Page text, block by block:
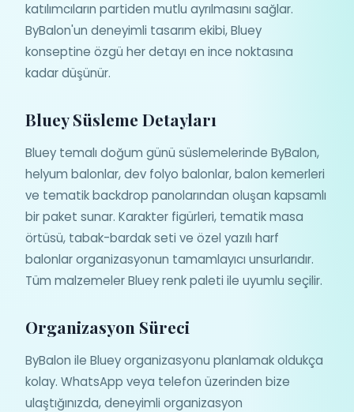
katılımcıların partiden mutlu ayrılmasını sağlar.
ByBalon'un deneyimli tasarım ekibi, Bluey
konseptine özgü her detayı en ince noktasına
kadar düşünür.
Bluey Süsleme Detayları
Bluey temalı doğum günü süslemelerinde ByBalon,
helyum balonlar, dev folyo balonlar, balon kemerleri
ve tematik backdrop panolarından oluşan kapsamlı
bir paket sunar. Karakter figürleri, tematik masa
örtüsü, tabak-bardak seti ve özel yazılı harf
balonlar organizasyonun tamamlayıcı unsurlarıdır.
Tüm malzemeler Bluey renk paleti ile uyumlu seçilir.
Organizasyon Süreci
ByBalon ile Bluey organizasyonu planlamak oldukça
kolay. WhatsApp veya telefon üzerinden bize
ulaştığınızda, deneyimli organizasyon